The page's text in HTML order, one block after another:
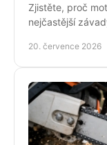
Zjistěte, proč
nejčastější
20. července 2026